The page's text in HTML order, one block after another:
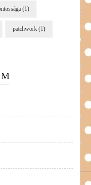
(1)
patchwork (1)